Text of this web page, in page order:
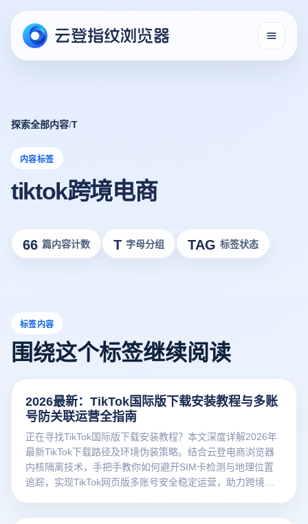
探索全部内容/T
内容标签
tiktok跨境电商
66 篇内容计数 T 字母分组 TAG 标签状态
标签内容
围绕这个标签继续阅读
2026最新：TikTok国际版下载安装教程与多账
号防关联运营全指南
正在寻找TikTok国际版下载安装教程？本文深度详解2026年
最新TikTok下载路径及环境伪装策略。结合云登电商浏览器
内核隔离技术，手把手教你如何避开SIM卡检测与地理位置
追踪，实现TikTok网页版多账号安全稳定运营，助力跨境卖